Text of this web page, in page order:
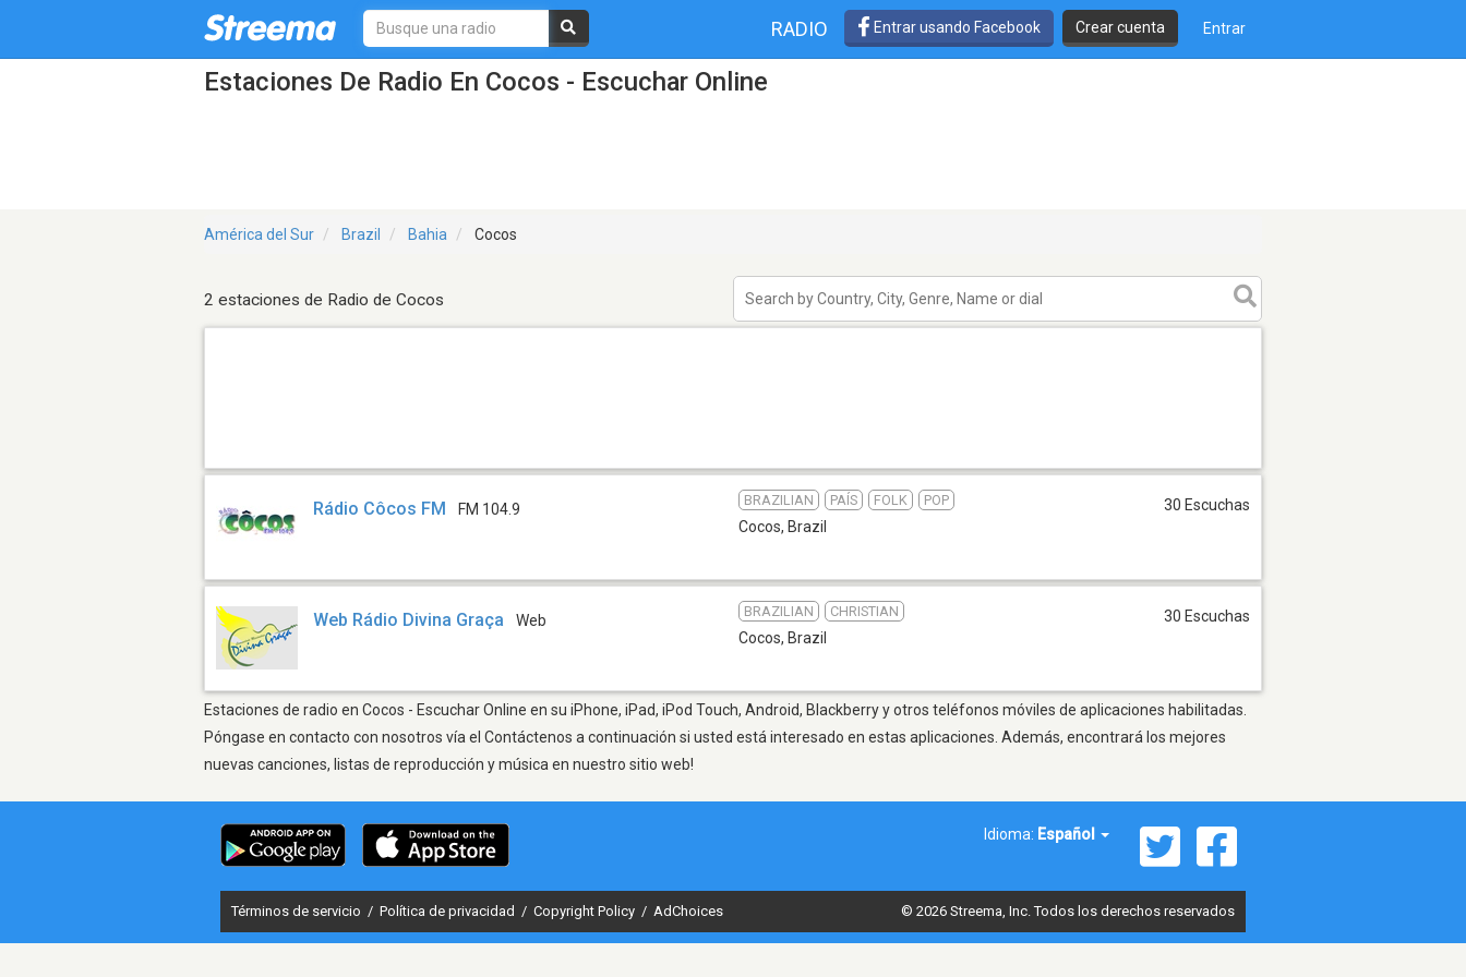
RADIO Entrar usando Facebook Crear cuenta Entrar
Estaciones De Radio En Cocos - Escuchar Online
América del Sur Brazil Bahia Cocos
2 estaciones de Radio de Cocos
Rádio Côcos FM FM 104.9
BRAZILIAN PAÍS FOLK POP
Cocos, Brazil
30 Escuchas
Web Rádio Divina Graça Web
BRAZILIAN CHRISTIAN
Cocos, Brazil
30 Escuchas
Estaciones de radio en Cocos - Escuchar Online en su iPhone, iPad, iPod Touch, Android, Blackberry y otros teléfonos móviles de aplicaciones habilitadas.
Póngase en contacto con nosotros vía el Contáctenos a continuación si usted está interesado en estas aplicaciones. Además, encontrará los mejores
nuevas canciones, listas de reproducción y música en nuestro sitio web!
Idioma: Español
Términos de servicio / Política de privacidad / Copyright Policy / AdChoices © 2026 Streema, Inc. Todos los derechos reservados